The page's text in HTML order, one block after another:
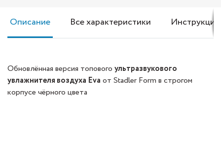
Описание Все характеристики Инструкция
Обновлённая версия топового ультразвукового
увлажнителя воздуха Eva от Stadler Form в строгом
корпусе чёрного цвета